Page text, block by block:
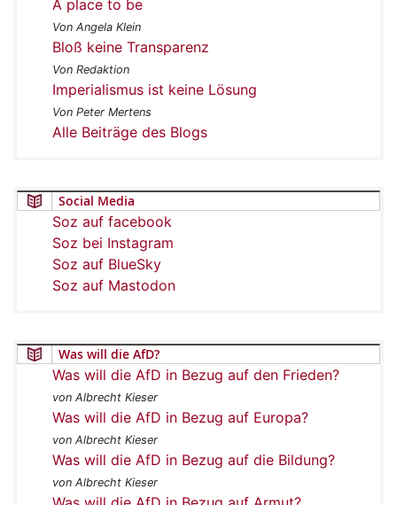
A place to be
Von Angela Klein
Bloß keine Transparenz
Von Redaktion
Imperialismus ist keine Lösung
Von Peter Mertens
Alle Beiträge des Blogs
Social Media
Soz auf facebook
Soz bei Instagram
Soz auf BlueSky
Soz auf Mastodon
Was will die AfD?
Was will die AfD in Bezug auf den Frieden?
von Albrecht Kieser
Was will die AfD in Bezug auf Europa?
von Albrecht Kieser
Was will die AfD in Bezug auf die Bildung?
von Albrecht Kieser